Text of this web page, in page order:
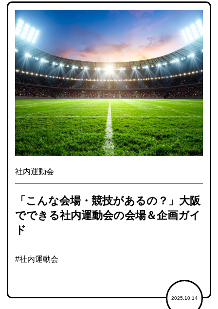
社内運動会
「こんな会場・競技があるの？」大阪
でできる社内運動会の会場＆企画ガイ
ド
#社内運動会
2025.10.14